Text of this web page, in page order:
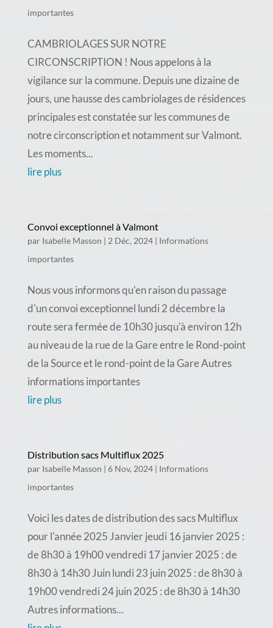
importantes
CAMBRIOLAGES SUR NOTRE
CIRCONSCRIPTION ! Nous appelons à la
vigilance sur la commune. Depuis une dizaine de
jours, une hausse des cambriolages de résidences
principales est constatée sur les communes de
notre circonscription et notamment sur Valmont.
Les moments...
lire plus
Convoi exceptionnel à Valmont
par Isabelle Masson 2 Déc, 2024| Informations
importantes
Nous vous informons qu'en raison du passage
d'un convoi exceptionnel lundi 2 décembre la
route sera fermée de 10h30 jusqu'à environ 12h
au niveau de la rue de la Gare entre le Rond-point
de la Source et le rond-point de la Gare Autres
informations importantes
lire plus
Distribution sacs Multiflux 2025
par Isabelle Masson 6 Nov, 2024| Informations
importantes
Voici les dates de distribution des sacs Multiflux
pour l'année 2025 Janvier jeudi 16 janvier 2025 :
de 8h30 à 19h00 vendredi 17 janvier 2025 : de
8h30 à 14h30 Juin lundi 23 juin 2025 : de 8h30 à
19h00 vendredi 24 juin 2025 : de 8h30 à 14h30
Autres informations...